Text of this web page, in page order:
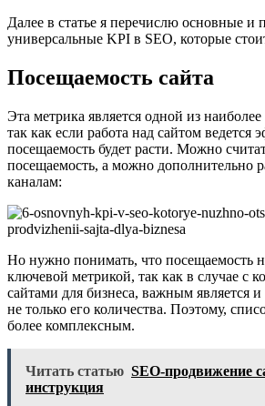
Далее в статье я перечислю основные и
универсальные KPI в SEO, которые
Посещаемость сайта
Эта метрика является одной из
так как если работа над сайтом ведется
посещаемость будет расти. Можно
посещаемость, а можно дополнительно
каналам:
Но нужно понимать, что посещаемость
ключевой метрикой, так как в случае с
сайтами для бизнеса, важным является и
не только его количества. Поэтому,
более комплексным.
Читать статью SEO-продвижение
инструкция